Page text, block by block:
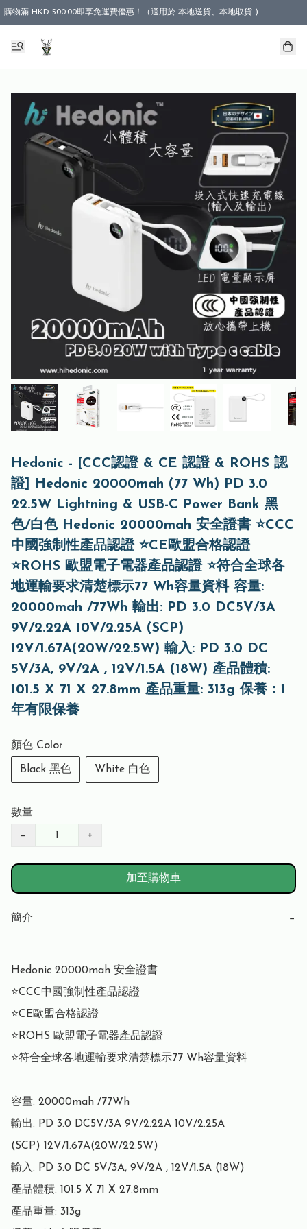
購物滿 HKD 500.00即享免運費優惠！（適用於 本地送貨、本地取貨 )
Hedonic - [CCC認證 & CE 認證 & ROHS 認
證] Hedonic 20000mah (77 Wh) PD 3.0
22.5W Lightning & USB-C Power Bank 黑
色/白色 Hedonic 20000mah 安全證書 ⭐CCC
中國強制性產品認證 ⭐CE歐盟合格認證
⭐ROHS 歐盟電子電器產品認證 ⭐符合全球各
地運輸要求清楚標示77 Wh容量資料 容量:
20000mah /77Wh 輸出: PD 3.0 DC5V/3A
9V/2.22A 10V/2.25A (SCP)
12V/1.67A(20W/22.5W) 輸入: PD 3.0 DC
5V/3A, 9V/2A , 12V/1.5A (18W) 產品體積:
101.5 X 71 X 27.8mm 產品重量: 313g 保養：1
年有限保養
顏色 Color
Black 黑色 White 白色
數量
− +
加至購物車
簡介 −
Hedonic 20000mah 安全證書
⭐CCC中國強制性產品認證
⭐CE歐盟合格認證
⭐ROHS 歐盟電子電器產品認證
⭐符合全球各地運輸要求清楚標示77 Wh容量資料
容量: 20000mah /77Wh
輸出: PD 3.0 DC5V/3A 9V/2.22A 10V/2.25A
(SCP) 12V/1.67A(20W/22.5W)
輸入: PD 3.0 DC 5V/3A, 9V/2A , 12V/1.5A (18W)
產品體積: 101.5 X 71 X 27.8mm
產品重量: 313g